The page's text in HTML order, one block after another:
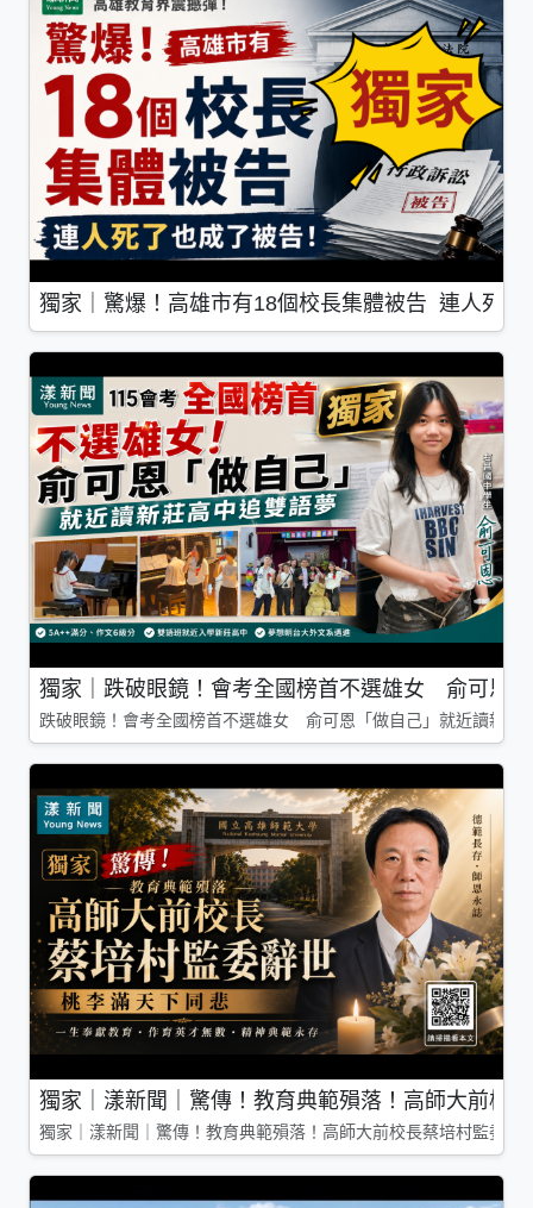
獨家｜驚爆！高雄市有18個校長集體被告 連人死了
獨家｜跌破眼鏡！會考全國榜首不選雄女 俞可恩
跌破眼鏡！會考全國榜首不選雄女 俞可恩「做自己」就近讀新莊
獨家｜漾新聞｜驚傳！教育典範殞落！高師大前校
獨家｜漾新聞｜驚傳！教育典範殞落！高師大前校長蔡培村監委